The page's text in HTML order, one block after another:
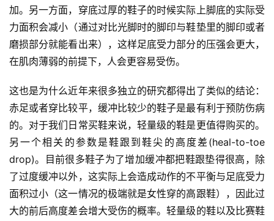
装
备
训
视
频
用
户
精
选
加。另一方面，穿底过厚的鞋子的时候实际上脚底的实际受
力面积会减小（通过对比光脚时的脚印与鞋垫里的脚印或者
磨损部分就能看出来），这样足底受力部分的压强会更大，
在肌肉薄弱的前提下，人会更容易受伤。
这也是为什么近年来很多独立的研究都得出了类似的结论：
赤足或者穿比较平，缓冲比较少的鞋子是最有利于预防伤病
的。对于我们日常买鞋来说，轻量级的鞋是更值得购买的。
另一个相关的参数是鞋跟到鞋尖的高度差(heal-to-toe
drop)。目前很多鞋子为了增加缓冲都把鞋跟垫得很高，除
了过度缓冲以外，这实际上会造成动作的不平衡与足底受力
面积过小（这一情况的极端就是女性穿的高跟鞋），因此过
大的前后高度差会增大受伤的概率。轻量级的鞋以及比赛鞋